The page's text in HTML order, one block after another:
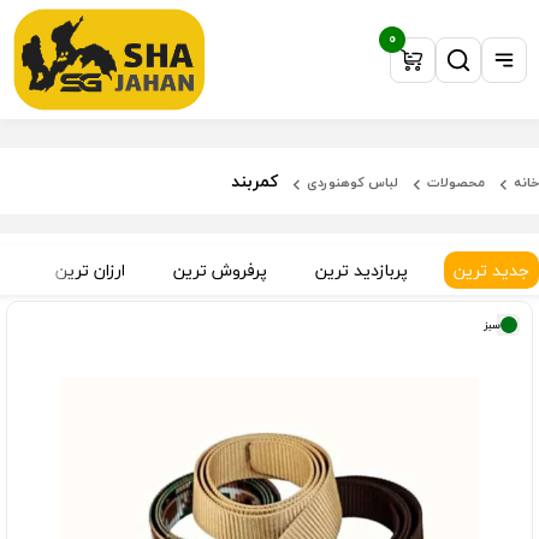
0
خانه محصولات لباس کوهنوردی کمربند
جدید ترین پربازدید ترین پرفروش ترین ارزان ترین
سبز